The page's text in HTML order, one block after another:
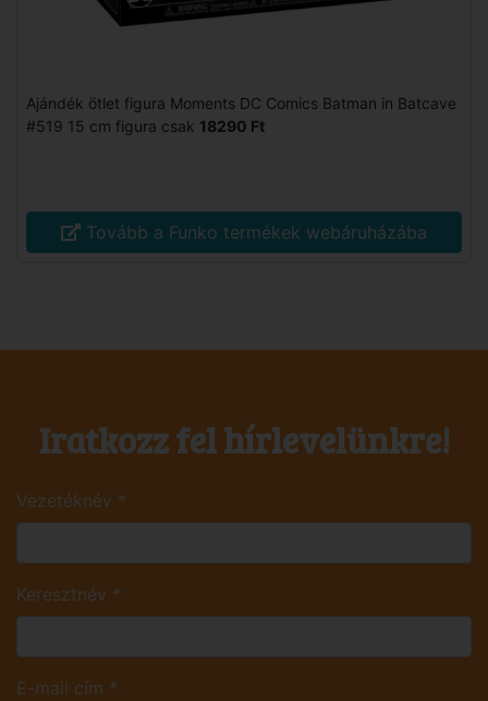
Ajándék ötlet figura Moments DC Comics Batman in Batcave
#519 15 cm figura csak 18290 Ft
Tovább a Funko termékek webáruházába
Iratkozz fel hírlevelünkre!
Vezetéknév *
Keresztnév *
E-mail cím *